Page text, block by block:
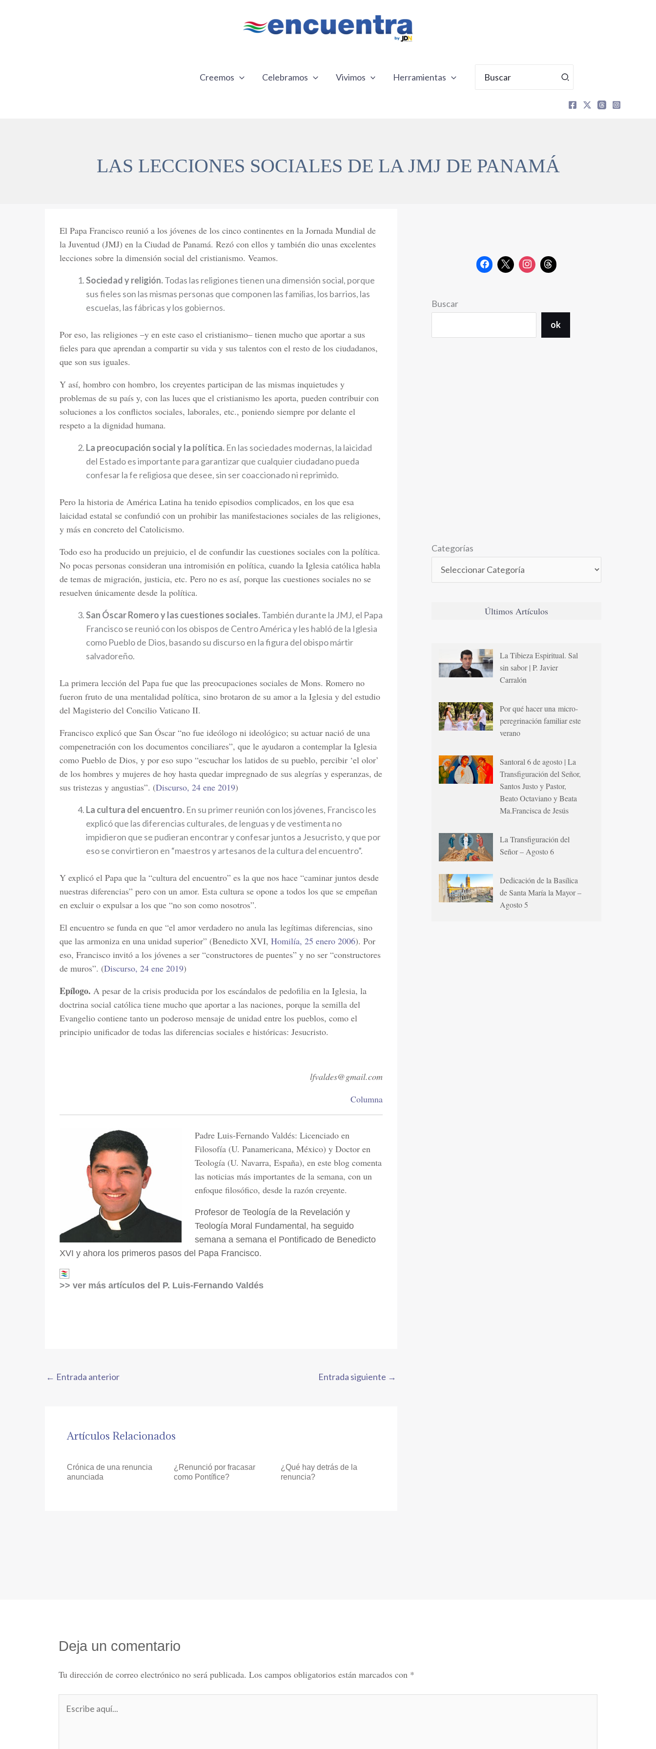
Creemos Celebramos Vivimos Herramientas
por:
LAS LECCIONES SOCIALES DE LA JMJ DE PANAMÁ
El Papa Francisco reunió a los jóvenes de los cinco continentes en la Jornada Mundial de
la Juventud (JMJ) en la Ciudad de Panamá. Rezó con ellos y también dio unas excelentes
lecciones sobre la dimensión social del cristianismo. Veamos.
Sociedad y religión.Todas las religiones tienen una dimensión social, porque
sus fieles son las mismas personas que componen las familias, los barrios, las
escuelas, las fábricas y los gobiernos.
Por eso, las religiones –y en este caso el cristianismo– tienen mucho que aportar a sus
fieles para que aprendan a compartir su vida y sus talentos con el resto de los ciudadanos,
que son sus iguales.
Y así, hombro con hombro, los creyentes participan de las mismas inquietudes y
problemas de su país y, con las luces que el cristianismo les aporta, pueden contribuir con
soluciones a los conflictos sociales, laborales, etc., poniendo siempre por delante el
respeto a la dignidad humana.
La preocupación social y la política. En las sociedades modernas, la laicidad
del Estado es importante para garantizar que cualquier ciudadano pueda
confesar la fe religiosa que desee, sin ser coaccionado ni reprimido.
Pero la historia de América Latina ha tenido episodios complicados, en los que esa
laicidad estatal se confundió con un prohibir las manifestaciones sociales de las religiones,
y más en concreto del Catolicismo.
Todo eso ha producido un prejuicio, el de confundir las cuestiones sociales con la política.
No pocas personas consideran una intromisión en política, cuando la Iglesia católica habla
de temas de migración, justicia, etc. Pero no es así, porque las cuestiones sociales no se
resuelven únicamente desde la política.
San Óscar Romero y las cuestiones sociales.También durante la JMJ, el Papa
Francisco se reunió con los obispos de Centro América y les habló de la Iglesia
como Pueblo de Dios, basando su discurso en la figura del obispo mártir
salvadoreño.
La primera lección del Papa fue que las preocupaciones sociales de Mons. Romero no
fueron fruto de una mentalidad política, sino brotaron de su amor a la Iglesia y del estudio
del Magisterio del Concilio Vaticano II.
Francisco explicó que San Óscar “no fue ideólogo ni ideológico; su actuar nació de una
compenetración con los documentos conciliares”, que le ayudaron a contemplar la Iglesia
como Pueblo de Dios, y por eso supo “escuchar los latidos de su pueblo, percibir ‘el olor’
de los hombres y mujeres de hoy hasta quedar impregnado de sus alegrías y esperanzas, de
sus tristezas y angustias”. (Discurso, 24 ene 2019)
La cultura del encuentro. En su primer reunión con los jóvenes, Francisco les
explicó que las diferencias culturales, de lenguas y de vestimenta no
impidieron que se pudieran encontrar y confesar juntos a Jesucristo, y que por
eso se convirtieron en “maestros y artesanos de la cultura del encuentro”.
Y explicó el Papa que la “cultura del encuentro” es la que nos hace “caminar juntos desde
nuestras diferencias” pero con un amor. Esta cultura se opone a todos los que se empeñan
en excluir o expulsar a los que “no son como nosotros”.
El encuentro se funda en que “el amor verdadero no anula las legítimas diferencias, sino
que las armoniza en una unidad superior” (Benedicto XVI, Homilía, 25 enero 2006). Por
eso, Francisco invitó a los jóvenes a ser “constructores de puentes” y no ser “constructores
de muros”. (Discurso, 24 ene 2019)
Epílogo. A pesar de la crisis producida por los escándalos de pedofilia en la Iglesia, la
doctrina social católica tiene mucho que aportar a las naciones, porque la semilla del
Evangelio contiene tanto un poderoso mensaje de unidad entre los pueblos, como el
principio unificador de todas las diferencias sociales e históricas: Jesucristo.
lfvaldes@gmail.com
Columna
Padre Luis-Fernando Valdés: Licenciado en
Filosofía (U. Panamericana, México) y Doctor en
Teología (U. Navarra, España), en este blog comenta
las noticias más importantes de la semana, con un
enfoque filosófico, desde la razón creyente.
Profesor de Teología de la Revelación y
Teología Moral Fundamental, ha seguido
semana a semana el Pontificado de Benedicto
XVI y ahora los primeros pasos del Papa Francisco.
>> ver más artículos del P. Luis-Fernando Valdés
← Entrada anterior Entrada siguiente →
Artículos Relacionados
Crónica de una renuncia
anunciada
¿Renunció por fracasar
como Pontífice?
¿Qué hay detrás de la
renuncia?
Buscar
ok
Categorías
Últimos Artículos
La Tibieza Espiritual. Sal
sin sabor | P. Javier
Carralón
Por qué hacer una micro-
peregrinación familiar este
verano
Santoral 6 de agosto | La
Transfiguración del Señor,
Santos Justo y Pastor,
Beato Octaviano y Beata
Ma.Francisca de Jesús
La Transfiguración del
Señor – Agosto 6
Dedicación de la Basílica
de Santa María la Mayor –
Agosto 5
Deja un comentario
Tu dirección de correo electrónico no será publicada. Los campos obligatorios están marcados con *
aquí...